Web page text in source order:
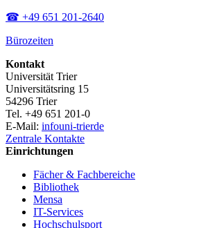
☎ +49 651 201-2640
Bürozeiten
Kontakt
Universität Trier
Universitätsring 15
54296 Trier
Tel. +49 651 201-0
E-Mail: infouni-trierde
Zentrale Kontakte
Einrichtungen
Fächer & Fachbereiche
Bibliothek
Mensa
IT-Services
Hochschulsport